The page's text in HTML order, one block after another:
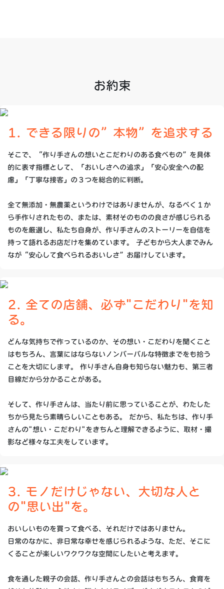
お約束
1. できる限りの”本物”を追求する
そこで、“作り手さんの想いとこだわりのある食べもの”を具体
的に表す指標として、「おいしさへの追求」「安心安全への配
慮」「丁寧な接客」の３つを総合的に判断。
全て無添加・無農薬というわけではありませんが、なるべく１か
ら手作りされたもの、または、素材そのものの良さが感じられる
ものを厳選し、私たち自身が、作り手さんのストーリーを自信を
持って語れるお店だけを集めています。 子どもから大人までみん
なが“安心して食べられるおいしさ”お届けしています。
2. 全ての店舗、必ず"こだわり"を知
る。
どんな気持ちで作っているのか、その想い・こだわりを聞くこと
はもちろん、言葉にはならないノンバーバルな特徴までをも拾う
ことを大切にします。 作り手さん自身も知らない魅力も、第三者
目線だから分かることがある。
そして、作り手さんは、当たり前に思っていることが、わたした
ちから見たら素晴らしいこともある。 だから、私たちは、作り手
さんの"想い・こだわり"をきちんと理解できるように、取材・撮
影など様々な工夫をしています。
3. モノだけじゃない、大切な人と
の"思い出"を。
おいしいものを買って食べる、それだけではありません。
日常のなかに、非日常な幸せを感じられるような、ただ、そこに
くることが楽しいワクワクな空間にしたいと考えます。
食を通した親子の会話、作り手さんとの会話はもちろん、食育を